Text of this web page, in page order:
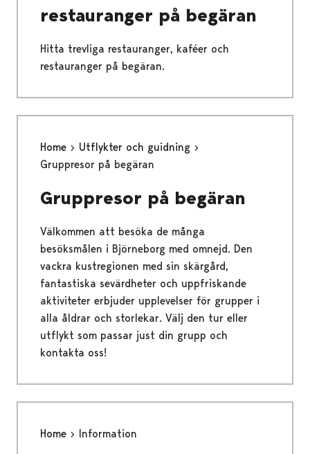
restauranger på begäran
Hitta trevliga restauranger, kaféer och
restauranger på begäran.
Home
Utflykter och guidning
Gruppresor på begäran
Gruppresor på begäran
Välkommen att besöka de många
besöksmålen i Björneborg med omnejd. Den
vackra kustregionen med sin skärgård,
fantastiska sevärdheter och uppfriskande
aktiviteter erbjuder upplevelser för grupper i
alla åldrar och storlekar. Välj den tur eller
utflykt som passar just din grupp och
kontakta oss!
Home Information